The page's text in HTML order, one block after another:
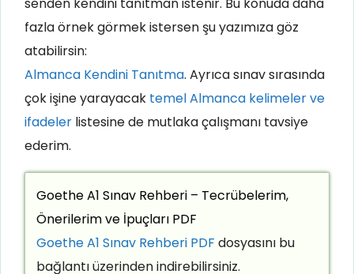
senden kendini tanıtman istenir. Bu konuda daha
fazla örnek görmek istersen şu yazımıza göz
atabilirsin:
Almanca Kendini Tanıtma. Ayrıca sınav sırasında
çok işine yarayacak temel Almanca kelimeler ve
ifadeler listesine de mutlaka çalışmanı tavsiye
ederim.
Goethe A1 Sınav Rehberi – Tecrübelerim,
Önerilerim ve İpuçları PDF
Goethe A1 Sınav Rehberi PDF dosyasını bu
bağlantı üzerinden indirebilirsiniz.